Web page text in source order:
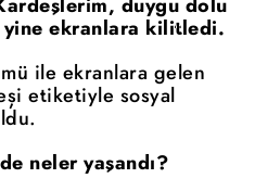
ekranlara kilitledi.
ile ekranlara gelen
etiketiyle sosyal
neler yaşandı?